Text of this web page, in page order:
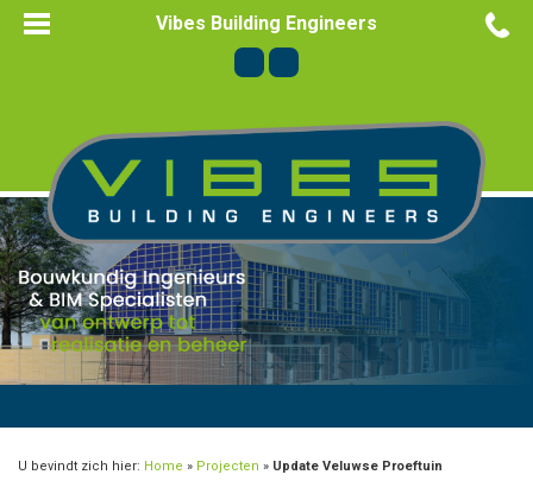
Vibes Building Engineers
U bevindt zich hier: Home » Projecten » Update Veluwse Proeftuin